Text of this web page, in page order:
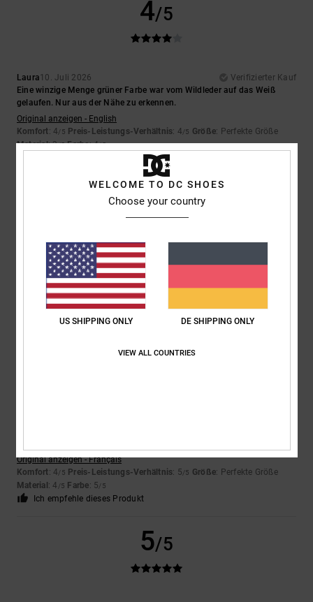
4/5
Laura10. Juli 2026
Verifizierter Kauf
Eine winzige Menge grüner Farbe war vom Wildleder auf das Weiß
gelaufen. Nur aus der Nähe zu erkennen.
Original anzeigen - English
Komfort: 4/5 Preis-Leistungs-Verhältnis: 4/5 Größe: Perfekte Größe
Material: 3/5 Farbe: 4/5
5/5
9. Juli 2026
Schöne Schuhe
Original anzeigen - Dutch
Komfort: 4/5 Preis-Leistungs-Verhältnis
Material: 5/5 Farbe: 5/5
Ich empfehle dieses Produkt
5
Original anzeigen - Français
Komfort: 4/5 Preis-Leistungs-Verhältnis: 5/5 Größe: Perfekte Größe
Material : 4 /5 Farbe: 5/5
Ich empfehle dieses Produkt
5/5
WELCOME TO DC SHOES
Choose your country
US SHIPPING ONLY DE SHIPPING ONLY
VIEW ALL COUNTRIES